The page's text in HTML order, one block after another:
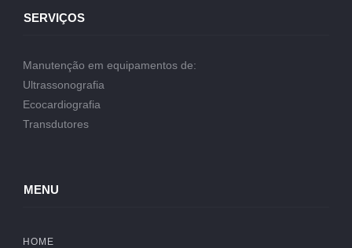
SERVIÇOS
Manutenção em equipamentos de:
Ultrassonografia
Ecocardiografia
Transdutores
MENU
HOME